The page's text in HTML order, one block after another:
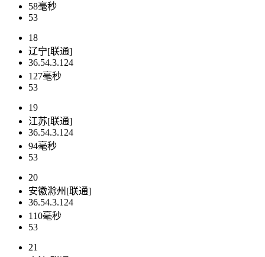
58毫秒
53
18
辽宁[联通]
36.54.3.124
127毫秒
53
19
江苏[联通]
36.54.3.124
94毫秒
53
20
安徽滁州[联通]
36.54.3.124
110毫秒
53
21